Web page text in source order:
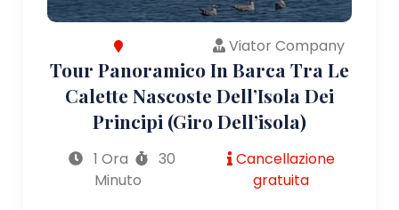
Viator Company
Tour Panoramico In Barca Tra Le
Calette Nascoste Dell’Isola Dei
Principi (giro Dell’isola)
1 Ora
30
Minuto
Cancellazione
gratuita